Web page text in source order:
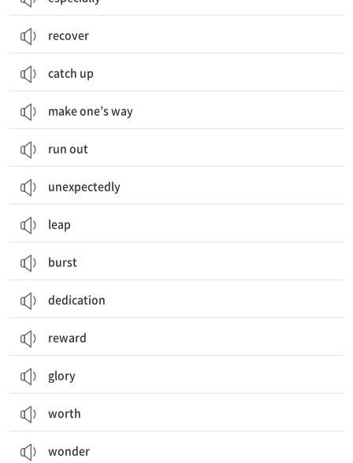
recover
catch up
make one’s way
run out
unexpectedly
leap
burst
dedication
reward
glory
worth
wonder